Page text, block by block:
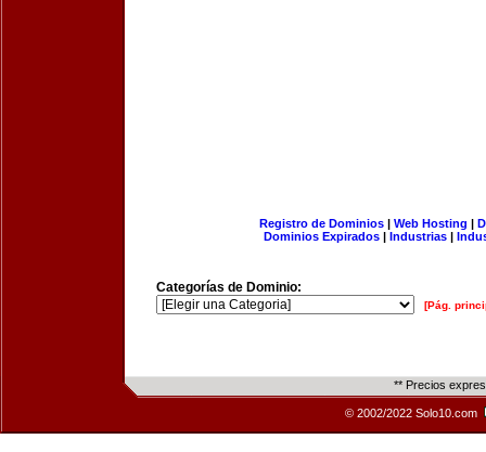
Registro de Dominios| Web Hosting |
Dominios Expirados | Industrias |
Categorías de Dominio:
[Pág.
** Precios
© 2002/2022 Solo10.com